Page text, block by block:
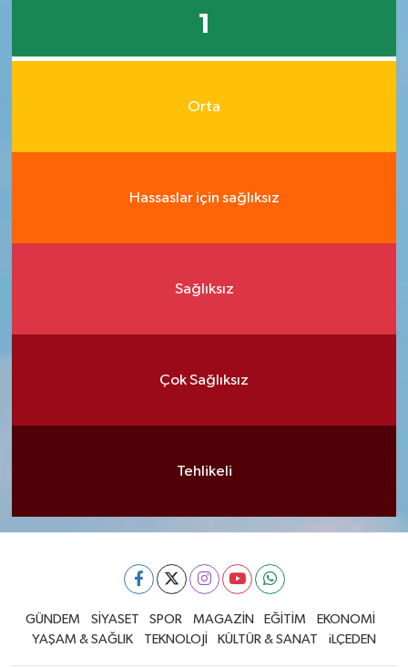
1
Orta
Hassaslar için sağlıksız
Sağlıksız
Çok Sağlıksız
Tehlikeli
GÜNDEM SİYASET SPOR MAGAZİN EĞİTİM
EKONOMİ
YAŞAM & SAĞLIK
TEKNOLOJİ KÜLTÜR & SANAT iLÇEDEN